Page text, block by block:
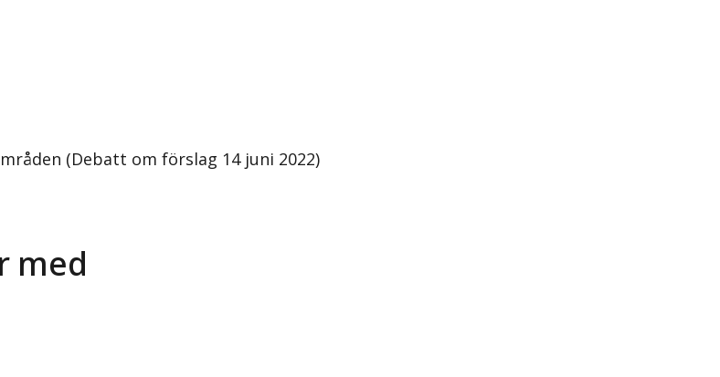
(Debatt om förslag 14 juni 2022)
med